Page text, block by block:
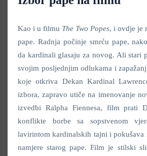
Kao i u filmu The Two Popes, i ovdje je
pape. Radnja počinje smrću pape,
da kardinali glasaju za novog. Ali stari
svojim posljednjim odlukama i
koje otkriva Dekan Kardinal
izbora, zapravo utiče na imenovanje
izvedbi Ralpha Fiennesa, film prati
konflikte borbe sa sopstvenom
lavirintom kardinalskih tajni i pokušava
namjere starog pape. Film je stilski